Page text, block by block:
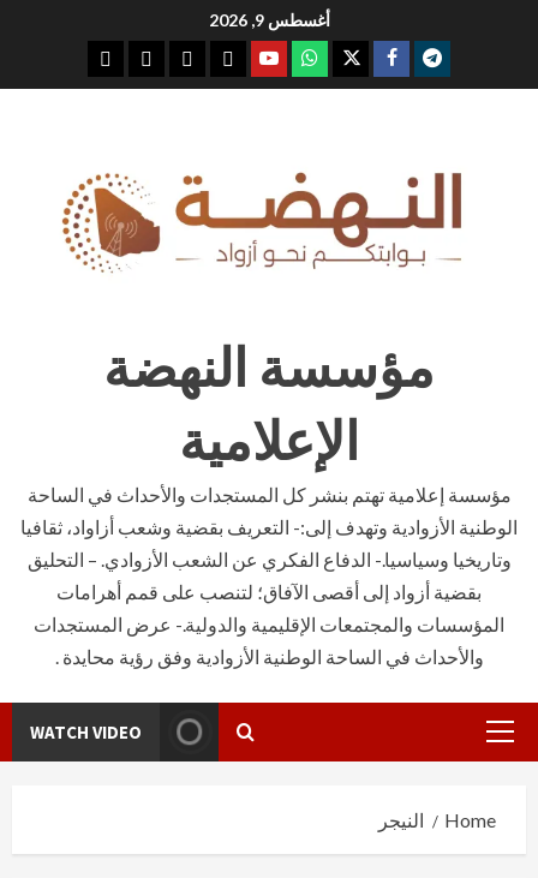
أغسطس 9, 2026
telegram
facebook
x
whatsap
youtube
مؤسسة النهضة
الإعلامية
مؤسسة إعلامية تهتم بنشر كل المستجدات والأحداث في الساحة
الوطنية الأزوادية وتهدف إلى:- التعريف بقضية وشعب أزاواد، ثقافيا
وتاريخيا وسياسيا.- الدفاع الفكري عن الشعب الأزوادي. – التحليق
بقضية أزواد إلى أقصى الآفاق؛ لتنصب على قمم أهرامات
المؤسسات والمجتمعات الإقليمية والدولية.- عرض المستجدات
والأحداث في الساحة الوطنية الأزوادية وفق رؤية محايدة .
Primary
WATCH VIDEO
Home النيجر